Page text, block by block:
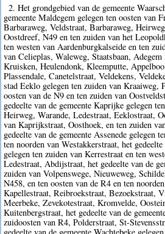
2. Het grondgebied van de gemeente
gemeente Maldegem gelegen ten oosten van
Barbaraweg, Veldstraat, Barbaraweg,
Oostdreef, N49 en ten zuiden van het
ten westen van Aardenburgkalseide en ten
van Celieplas, Waleweg, Staatsbaan,
Kruisken, Heulendonk, Kleemputte,
Plassendale, Canetelstraat, Veldekens,
stad Eeklo gelegen ten zuiden van Kraaiweg,
oosten van de N9 en ten zuiden van
gedeelte van de gemeente Kaprijke gelegen
Heirweg, Warande, Ledestraat, Eeklostraat,
van Kaprijkstraat, Oosthoek, en ten zuiden
gedeelte van de gemeente Assenede gelegen
ten noorden van Westakkerstraat, het
gelegen ten zuiden van Kerrestraat en ten
Ledestraat, Abdijstraat, het gedeelte van de
zuiden van Volpenswege, Nieuweweg,
N458, en ten oosten van de R4 en ten
Kapellestraat, Reibroekstraat, Bezoekstraat,
Meerbeke, Zevekotestraat, Kromvelde,
Kuitenbergstraat, het gedeelte van de
zuidoosten van R4, Polderstraat, St-